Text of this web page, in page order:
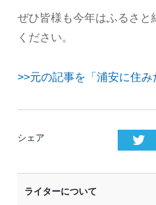
ぜひ皆様も今年はふるさと
ください。
>>元の記事を「浦安に住
シェア
ライターについて